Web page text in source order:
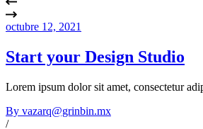
octubre 12, 2021
Start your Design Studio
Lorem ipsum dolor sit amet, consectetur
By vazarq@grinbin.mx
/